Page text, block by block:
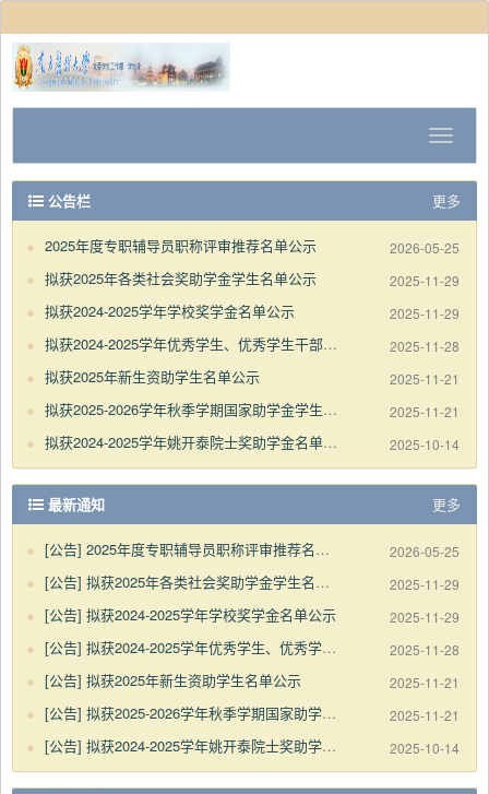
公告栏 更多
2025年度专职辅导员职称评审推荐名单公示 2026-05-25
拟获2025年各类社会奖助学金学生名单公示 2025-11-29
拟获2024-2025学年学校奖学金名单公示 2025-11-29
拟获2024-2025学年优秀学生、优秀学生干部名单公示 2025-11-28
拟获2025年新生资助学生名单公示 2025-11-21
拟获2025-2026学年秋季学期国家助学金学生名单公示 2025-11-21
拟获2024-2025学年姚开泰院士奖助学金名单公示 2025-10-14
最新通知 更多
[公告] 2025年度专职辅导员职称评审推荐名单公示 2026-05-25
[公告] 拟获2025年各类社会奖助学金学生名单公示 2025-11-29
[公告] 拟获2024-2025学年学校奖学金名单公示 2025-11-29
[公告] 拟获2024-2025学年优秀学生、优秀学生干部名单公示 2025-11-28
[公告] 拟获2025年新生资助学生名单公示 2025-11-21
[公告] 拟获2025-2026学年秋季学期国家助学金学生名单公示 2025-11-21
[公告] 拟获2024-2025学年姚开泰院士奖助学金名单公示 2025-10-14